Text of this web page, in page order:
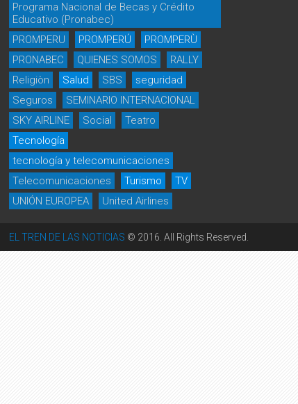
Programa Nacional de Becas y Crédito
Educativo (Pronabec)
PROMPERU
PROMPERÚ
PROMPERÙ
PRONABEC
QUIENES SOMOS
RALLY
Religiòn
Salud SBS
seguridad
Seguros
SEMINARIO INTERNACIONAL
SKY AIRLINE
Social
Teatro
Tecnología
tecnología y telecomunicaciones
Telecomunicaciones
Turismo
TV
UNIÓN EUROPEA
United Airlines
EL TREN DE LAS NOTICIAS © 2016. All Rights Reserved.